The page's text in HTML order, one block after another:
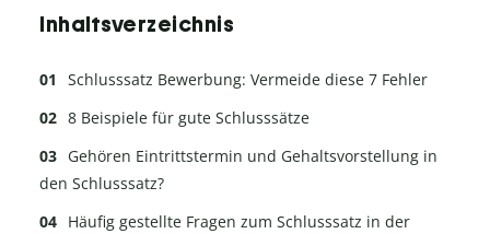
Inhaltsverzeichnis
Schlusssatz Bewerbung: Vermeide diese 7 Fehler
8 Beispiele für gute Schlusssätze
Gehören Eintrittstermin und Gehaltsvorstellung in
den Schlusssatz?
Häufig gestellte Fragen zum Schlusssatz in der